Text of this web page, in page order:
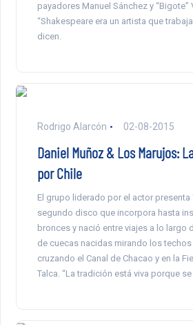
payadores Manuel Sánchez y “Bigote”
“Shakespeare era un artista que
dicen.
Rodrigo Alarcón 02-08-2015
Daniel Muñoz & Los Marujos:
por Chile
El grupo liderado por el actor presenta
segundo disco que incorpora hasta
bronces y nació entre viajes a lo largo
de cuecas nacidas mirando los techos
cruzando el Canal de Chacao y en la
Talca. “La tradición está viva porque se